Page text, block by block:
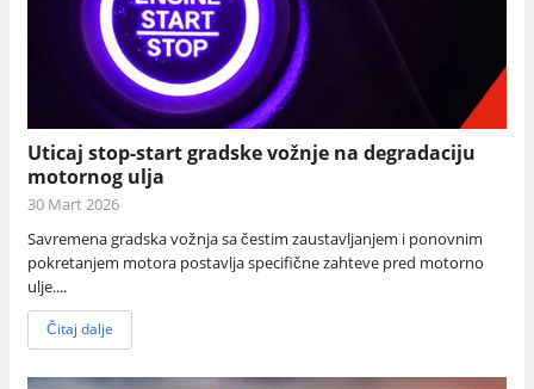
Uticaj stop-start gradske vožnje na degradaciju
motornog ulja
30 Mart 2026
Savremena gradska vožnja sa čestim zaustavljanjem i ponovnim
pokretanjem motora postavlja specifične zahteve pred motorno
ulje....
Čitaj dalje